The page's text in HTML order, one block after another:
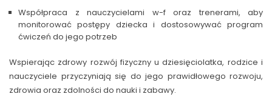
Współpraca z nauczycielami w-f oraz trenerami, aby
monitorować postępy dziecka i dostosowywać program
ćwiczeń do jego potrzeb
Wspierając zdrowy rozwój fizyczny u dziesięciolatka, rodzice i
nauczyciele przyczyniają się do jego prawidłowego rozwoju,
zdrowia oraz zdolności do nauki i zabawy.